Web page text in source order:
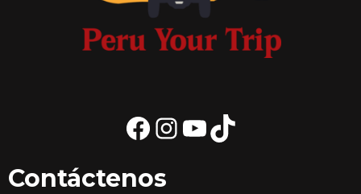
FacebookInstagramYouTube
TikTok
Contáctenos